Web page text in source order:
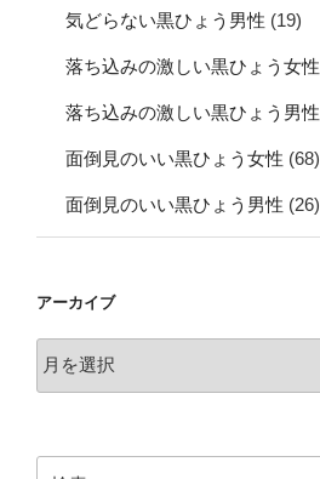
気どらない黒ひょう男性 (19)
落ち込みの激しい黒ひょう女性
落ち込みの激しい黒ひょう男性
面倒見のいい黒ひょう女性 (68)
面倒見のいい黒ひょう男性 (26)
アーカイブ
ー